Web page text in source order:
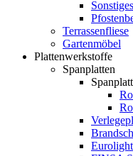
Sonstiges
Terrassenfliese
Gartenmöbel
Plattenwerkstoffe
Spanplatten